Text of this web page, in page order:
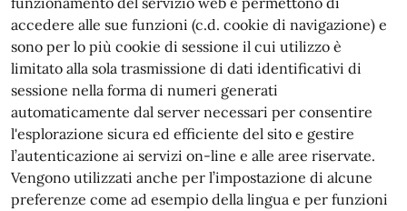
accedere alle sue funzioni (c.d. cookie di navigazione) e
sono per lo più cookie di sessione il cui utilizzo è
limitato alla sola trasmissione di dati identificativi di
sessione nella forma di numeri generati
automaticamente dal server necessari per consentire
l'esplorazione sicura ed efficiente del sito e gestire
l’autenticazione ai servizi on-line e alle aree riservate.
Vengono utilizzati anche per l’impostazione di alcune
preferenze come ad esempio della lingua e per funzioni